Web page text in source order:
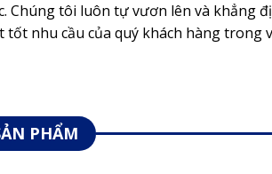
Chúng tôi luôn tự vươn lên và khẳng
tốt nhu cầu của quý khách hàng trong
PHẨM